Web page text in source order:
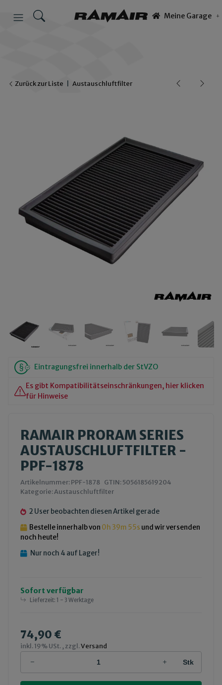
Meine Garage
Zurück zur Liste Austauschluftfilter
Eintragungsfrei innerhalb der StVZO
Es gibt Kompatibilitätseinschränkungen, hier klicken
für Hinweise
RAMAIR PRORAM SERIES
AUSTAUSCHLUFTFILTER -
PPF-1878
Artikelnummer:PPF-1878 GTIN:5056185619204
Kategorie:Austauschluftfilter
2 User beobachten diesen Artikel gerade
Bestelle innerhalb von 0h 39m 54s und wir versenden
noch heute!
Nur noch 4 auf Lager!
Sofort verfügbar
Lieferzeit: 1 - 3 Werktage
74,90 €
inkl. 19% USt. , zzgl.Versand
Stk